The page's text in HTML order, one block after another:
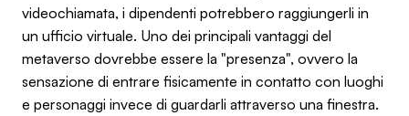
videochiamata, i dipendenti potrebbero raggiungerli in
un ufficio virtuale. Uno dei principali vantaggi del
metaverso dovrebbe essere la "presenza", ovvero la
sensazione di entrare fisicamente in contatto con luoghi
e personaggi invece di guardarli attraverso una finestra.